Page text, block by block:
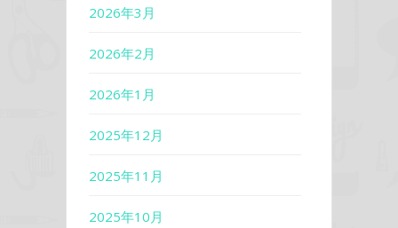
2026年3月
2026年2月
2026年1月
2025年12月
2025年11月
2025年10月